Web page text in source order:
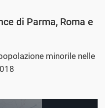
di Parma, Roma e
minorile nelle